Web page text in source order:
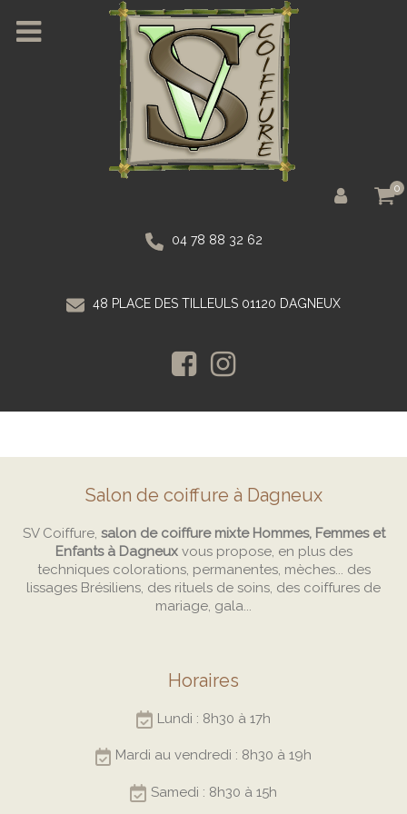
0
04 78 88 32 62
48 PLACE DES TILLEULS 01120 DAGNEUX
Salon de coiffure à Dagneux
SV Coiffure, salon de coiffure mixte Hommes, Femmes et
Enfants à Dagneuxvous propose, en plus des
techniques colorations, permanentes, mèches... des
lissages Brésiliens, des rituels de soins, des coiffures de
mariage, gala...
Horaires
Lundi : 8h30 à 17h
Mardi au vendredi : 8h30 à 19h
Samedi : 8h30 à 15h